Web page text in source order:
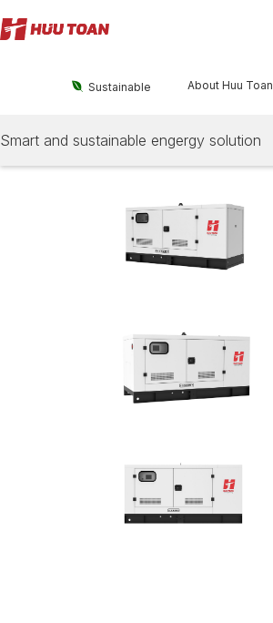
 Sustainable About Huu Toan
Smart and sustainable engergy solution